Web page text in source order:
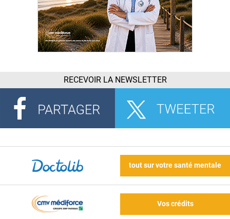
RECEVOIR LA NEWSLETTER
tout sur votre santé mentale
Vos crédits